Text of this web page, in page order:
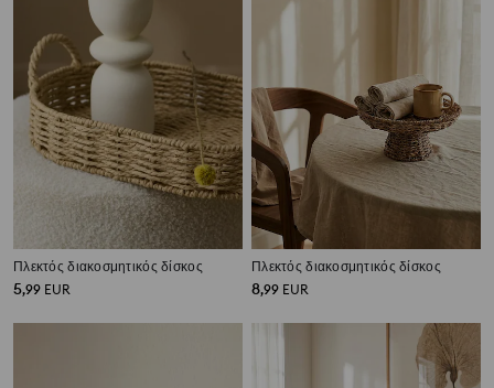
Πλεκτός διακοσμητικός δίσκος
5,99 EUR
Πλεκτός διακοσμητικός δίσκος
8,99 EUR